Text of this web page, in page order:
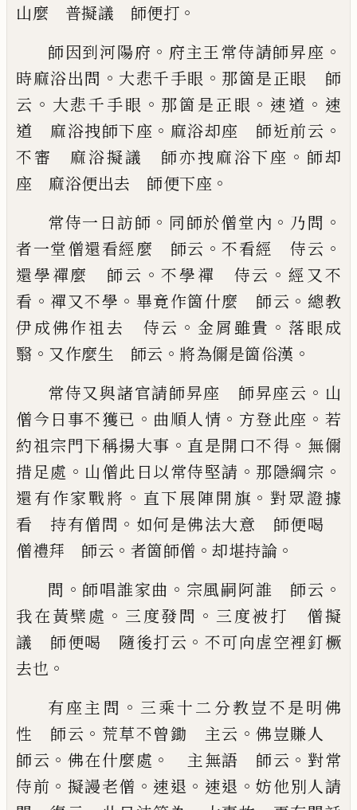
山麼 普擬議 師便打 。
師因到河陽府 。 府主王常侍請師昇座 。
時麻浴出問 。 大悲千手眼 。 那箇是正眼 師
云 。 大悲千手眼 。 那箇是正眼 。 速道 。 速
道 麻浴拽師下座 。 麻浴却座 師近前云 。
不審 麻浴擬議 師亦拽麻浴下座 。 師却
座 麻浴便出去 師便下座 。
常侍一日訪師 。 同師於僧堂內 。 乃問 。
者一堂僧還看經麼 師云 。不看經 侍云 。
還學禪麼 師云 。不學禪 侍云 。 經又不
看 。 禪又不學 。 畢竟作箇什麼 師云 。 總教
伊成佛作祖去 侍云 。 金屑雖貴 。 落眼成
翳 。 又作麼生 師云 。 將為儞是箇俗漢 。
常侍又與諸官請師昇座 師昇座云 。 山
僧今日事不獲已 。 曲順人情 。 方登此座 。 若
約祖宗門下稱揚大事 。 直是開口不得 。 無儞
措足處 。 山僧此日以常侍堅請 。 那隱綱宗 。
還有作家戰將 。 直下展陣開旗 。對眾證據
看 持有僧問 。 如何是佛法大意 師便喝
僧禮拜 師云 。 者箇師僧 。 却堪持論 。
問 。 師唱誰家曲 。 宗風嗣阿誰 師云 。
我在黃檗處 。 三度發問 。 三度被打 僧擬
議 師便喝 隨後打云 。 不可向虗空裡釘橛
去也 。
有座主問 。 三乘十二分教豈不是明佛
性 師云 。 荒草不曾鋤 主云 。佛豈賺人
師云 。 佛在什麼處 。 主無語 師云 。 對常
侍前 。 擬謾老僧 。 速退 。 速退 。妨他別人請